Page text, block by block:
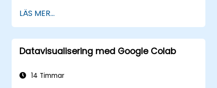
Skapa enkla instrumentpaneler och
aviseringar för att visualisera systemets
prestanda.
Tillämpa bästa praxis för övervakning av
LÄS MER...
Datavisualisering med Google Colab
14 Timmar